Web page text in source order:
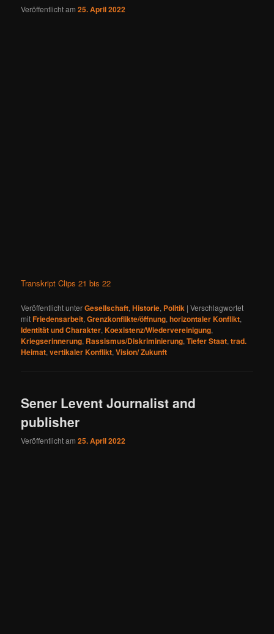
Veröffentlicht am25. April 2022
Transkript Clips 21 bis 22
Veröffentlicht unterGesellschaft,Historie, Politik |Verschlagwortet
mitFriedensarbeit,Grenzkonflikte/öffnung,horizontaler Konflikt,
Identität und Charakter,Koexistenz/Wiedervereinigung,
Kriegserinnerung, Rassismus/Diskriminierung,Tiefer Staat,trad.
Heimat,vertikaler Konflikt,Vision/ Zukunft
Sener Levent Journalist and
publisher
Veröffentlicht am25. April 2022